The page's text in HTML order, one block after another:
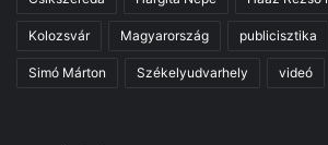
Kolozsvár Magyarország publicisztika
Simó Márton Székelyudvarhely videó